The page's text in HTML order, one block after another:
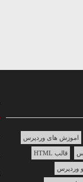
اموزش های وردپرس
قالب HTML
وردپرس